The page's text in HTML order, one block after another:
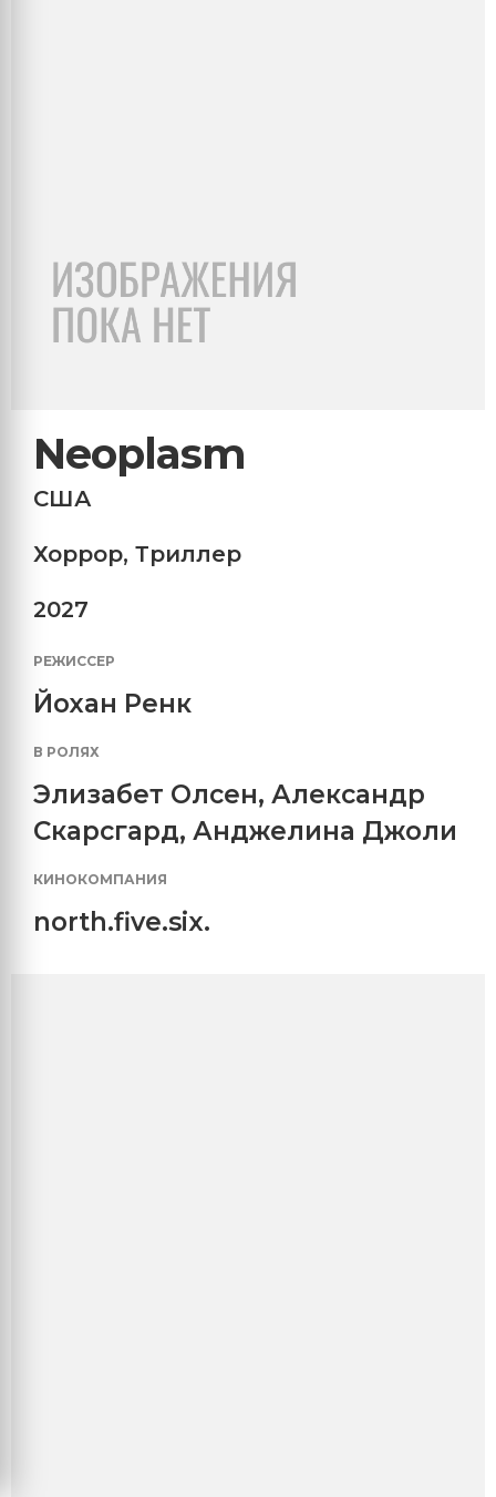
Neoplasm
США
Хоррор, Триллер
2027
РЕЖИССЕР
Йохан Ренк
В РОЛЯХ
Элизабет Олсен, Александр
Скарсгард, Анджелина Джоли
КИНОКОМПАНИЯ
north.five.six.